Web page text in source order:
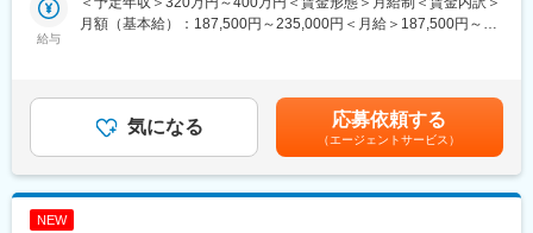
■現場から店舗運営まで段階的に成長できる環境：
レジ・商品管理などの基礎業務からスタートし、将来的には店長
地域のお客様との距離が近く、日々の接客や相談対応を通じて、
信頼される存在として働けます。
■安定した経営基盤のもと、長期的なキャリア形成が可能：
ツルハグループの一員として安定した基盤があり、腰を据えてキ
まずは、レジ業務や商品管理などの基礎業務からスタートし、店
舗運営の基本を学んでいただきます。
・商品陳列・売場づくり
・発注・在庫管理
・売上・数値管理の補助
・スタッフのサポート業務
☆経験や適性に応じて、将来的にはスタッフの育成、
給与
月額（基本給）：187,500円～235,000円＜月給＞187,500円～
可能性があります。月給(月額)は固定手当を含めた表記です。
気になる 応募依頼する
（エージェントサービス）
NEW